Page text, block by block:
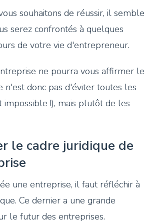
souhaitons de réussir, il semble
serez confrontés à quelques
de votre vie d'entrepreneur.
ne pourra vous affirmer le
n'est donc pas d'éviter toutes les
impossible !), mais plutôt de les
le cadre juridique de
une entreprise, il faut réfléchir à
Ce dernier a une grande
le futur des entreprises.